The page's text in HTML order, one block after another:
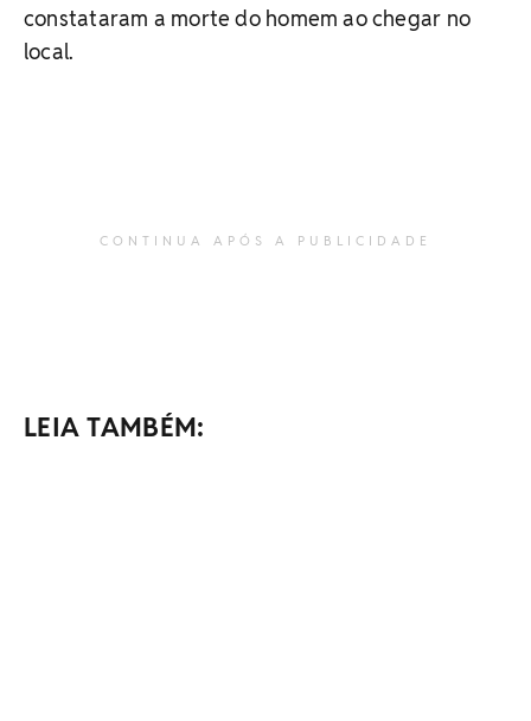
constataram a morte do homem ao chegar no
local.
CONTINUA APÓS A PUBLICIDADE
LEIA TAMBÉM: